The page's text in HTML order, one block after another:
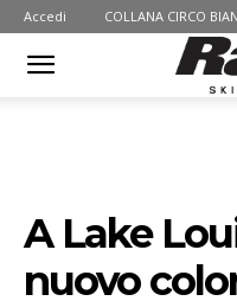
Accedi COLLANA CIRCO
A Lake
nuovo